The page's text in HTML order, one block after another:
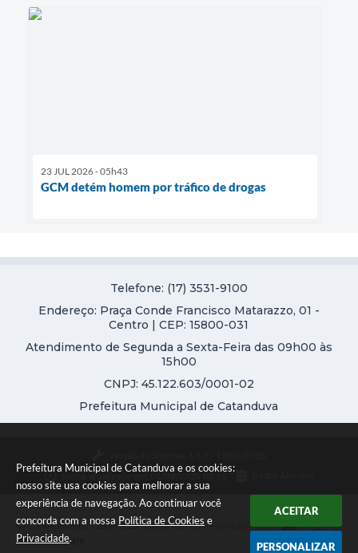
Prefeitura Municipal de Catanduva e os cookies:
nosso site usa cookies para melhorar a sua
experiência de navegação. Ao continuar você
concorda com a nossa Política de Cookies e
Privacidade.
ACEITAR
PERSONALIZAR
23 JUL 2026 - 05h43
GCM detém homem por tráfico de drogas
Telefone: (17) 3531-9100
Endereço: Praça Conde Francisco Matarazzo, 01 -
Centro | CEP: 15800-031
Atendimento de Segunda a Sexta-Feira das 09h00 às
15h00
CNPJ: 45.122.603/0001-02
Prefeitura Municipal de Catanduva
Portal atualizado em:
Copyright Instar - 2006-2026. Todos os direitos reservados -
Instar Tecnologia